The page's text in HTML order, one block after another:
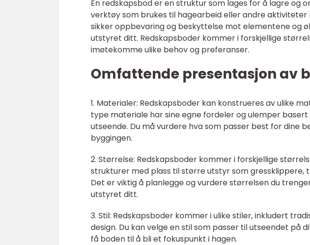
En redskapsbod er en struktur som lages for å lagre og
verktøy som brukes til hagearbeid eller andre
sikker oppbevaring og beskyttelse mot elementene og
utstyret ditt. Redskapsboder kommer i forskjellige
imøtekomme ulike behov og preferanser.
Omfattende presentasjon av
1. Materialer: Redskapsboder kan konstrueres av ulike
type materiale har sine egne fordeler og ulemper
utseende. Du må vurdere hva som passer best for dine
byggingen.
2. Størrelse: Redskapsboder kommer i forskjellige
strukturer med plass til større utstyr som gressklippere,
Det er viktig å planlegge og vurdere størrelsen du
utstyret ditt.
3. Stil: Redskapsboder kommer i ulike stiler, inkludert
design. Du kan velge en stil som passer til utseendet på
få boden til å bli et fokuspunkt i hagen.